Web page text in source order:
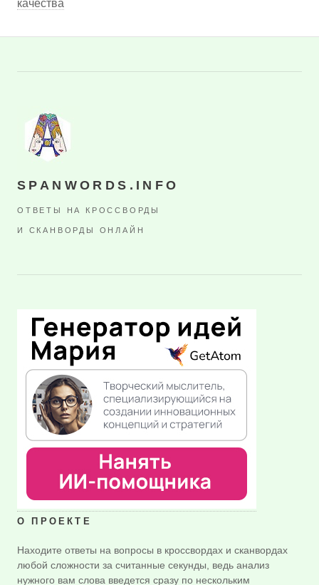
качества
SPANWORDS.INFO
ОТВЕТЫ НА КРОССВОРДЫ
И СКАНВОРДЫ ОНЛАЙН
О ПРОЕКТЕ
Находите ответы на вопросы в кроссвордах и сканвордах
любой сложности за считанные секунды, ведь анализ
нужного вам слова введется сразу по нескольким